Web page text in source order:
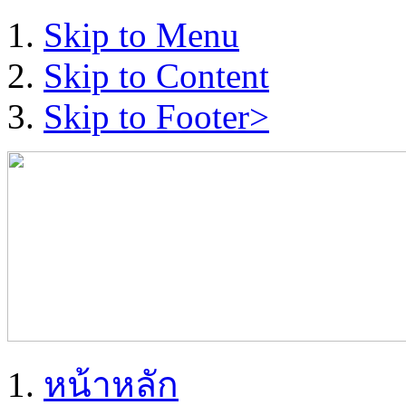
Skip to Menu
Skip to Content
Skip to Footer>
หน้าหลัก